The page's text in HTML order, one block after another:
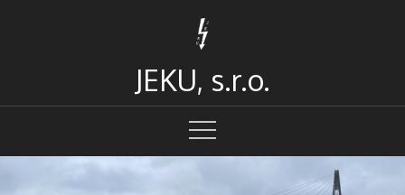
JEKU, s.r.o.